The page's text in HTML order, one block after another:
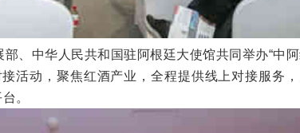
、中华人民共和国驻阿根廷大使馆共同举办“中
活动，聚焦红酒产业，全程提供线上对接服务
。